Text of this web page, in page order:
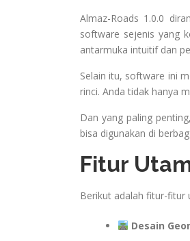
Almaz-Roads 1.0.0
software sejenis yang
antarmuka intuitif dan
Selain itu, software ini
rinci. Anda tidak hanya
Dan yang paling
bisa digunakan di
Fitur
Berikut adalah fitur-fitur
Desain